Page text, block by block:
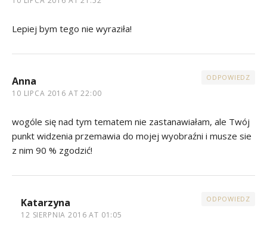
Lepiej bym tego nie wyraziła!
Anna
10 LIPCA 2016 AT 22:00
ODPOWIEDZ
wogóle się nad tym tematem nie zastanawiałam, ale Twój
punkt widzenia przemawia do mojej wyobraźni i musze sie
z nim 90 % zgodzić!
Katarzyna
12 SIERPNIA 2016 AT 01:05
ODPOWIEDZ